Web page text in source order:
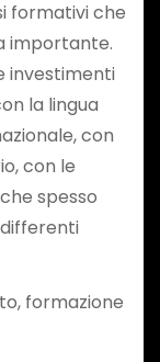
formativi che
importante.
investimenti
la lingua
con
con le
spesso
formazione